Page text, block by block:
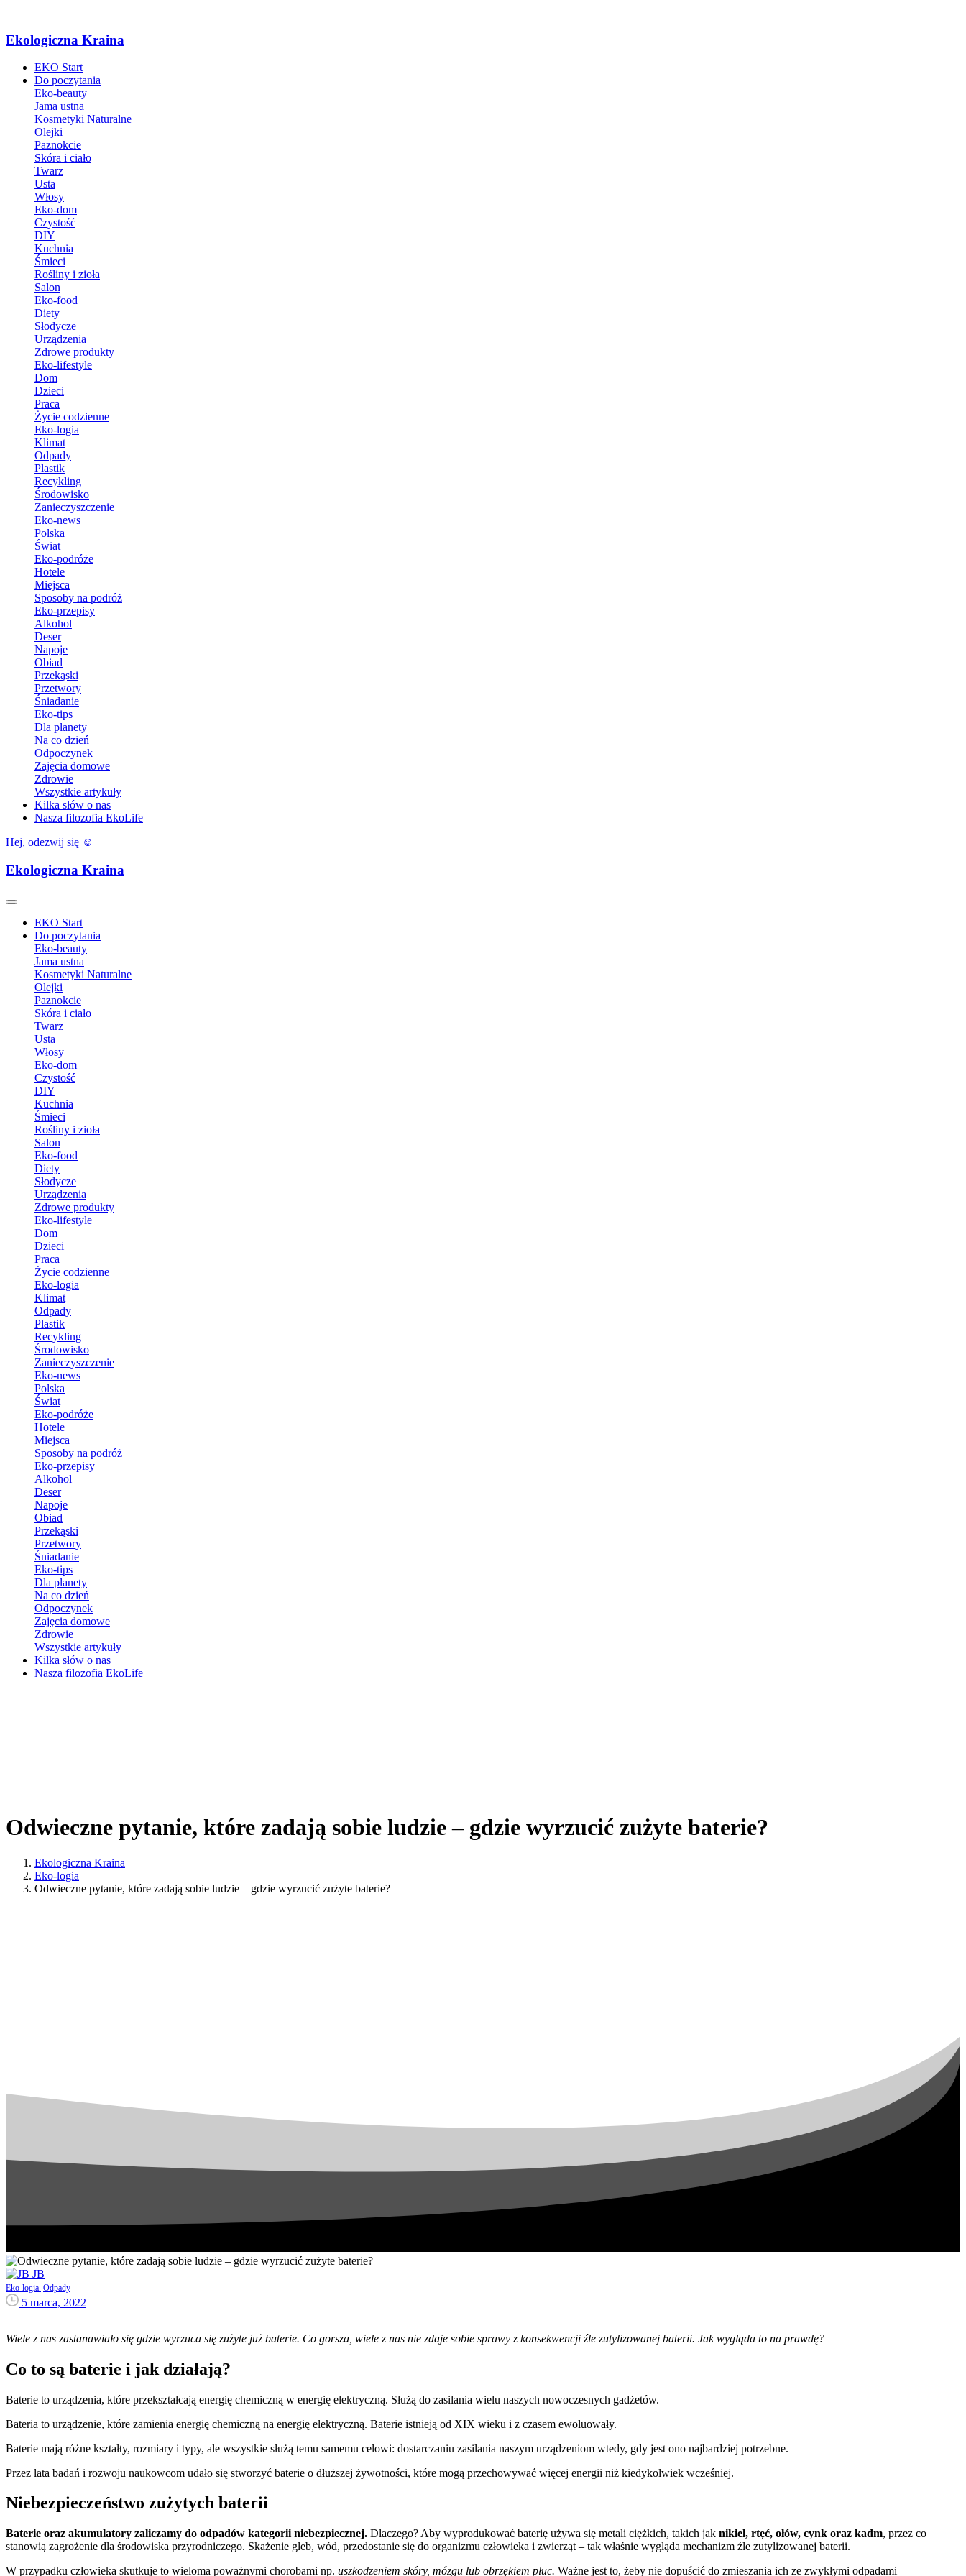
Ekologiczna Kraina
EKO Start
Do poczytania
Eko-beauty
Jama ustna
Kosmetyki Naturalne
Olejki
Paznokcie
Skóra i ciało
Twarz
Usta
Włosy
Eko-dom
Czystość
DIY
Kuchnia
Śmieci
Rośliny i zioła
Salon
Eko-food
Diety
Słodycze
Urządzenia
Zdrowe produkty
Eko-lifestyle
Dom
Dzieci
Praca
Życie codzienne
Eko-logia
Klimat
Odpady
Plastik
Recykling
Środowisko
Zanieczyszczenie
Eko-news
Polska
Świat
Eko-podróże
Hotele
Miejsca
Sposoby na podróż
Eko-przepisy
Alkohol
Deser
Napoje
Obiad
Przekąski
Przetwory
Śniadanie
Eko-tips
Dla planety
Na co dzień
Odpoczynek
Zajęcia domowe
Zdrowie
Wszystkie artykuły
Kilka słów o nas
Nasza filozofia EkoLife
Hej, odezwij się ☺️
Ekologiczna Kraina
EKO Start
Do poczytania
Eko-beauty
Jama ustna
Kosmetyki Naturalne
Olejki
Paznokcie
Skóra i ciało
Twarz
Usta
Włosy
Eko-dom
Czystość
DIY
Kuchnia
Śmieci
Rośliny i zioła
Salon
Eko-food
Diety
Słodycze
Urządzenia
Zdrowe produkty
Eko-lifestyle
Dom
Dzieci
Praca
Życie codzienne
Eko-logia
Klimat
Odpady
Plastik
Recykling
Środowisko
Zanieczyszczenie
Eko-news
Polska
Świat
Eko-podróże
Hotele
Miejsca
Sposoby na podróż
Eko-przepisy
Alkohol
Deser
Napoje
Obiad
Przekąski
Przetwory
Śniadanie
Eko-tips
Dla planety
Na co dzień
Odpoczynek
Zajęcia domowe
Zdrowie
Wszystkie artykuły
Kilka słów o nas
Nasza filozofia EkoLife
Odwieczne pytanie, które zadają sobie ludzie – gdzie wyrzucić zużyte baterie?
Ekologiczna Kraina
Eko-logia
Odwieczne pytanie, które zadają sobie ludzie – gdzie wyrzucić zużyte baterie?
JB
Eko-logia Odpady
5 marca, 2022
Wiele z nas zastanawiało się gdzie wyrzuca się zużyte już baterie. Co gorsza, wiele z nas nie zdaje sobie sprawy z konsekwencji źle zutylizowanej baterii. Jak wygląda to na prawdę?
Co to są baterie i jak działają?
Baterie to urządzenia, które przekształcają energię chemiczną w energię elektryczną. Służą do zasilania wielu naszych nowoczesnych gadżetów.
Bateria to urządzenie, które zamienia energię chemiczną na energię elektryczną. Baterie istnieją od XIX wieku i z czasem ewoluowały.
Baterie mają różne kształty, rozmiary i typy, ale wszystkie służą temu samemu celowi: dostarczaniu zasilania naszym urządzeniom wtedy, gdy jest ono najbardziej potrzebne.
Przez lata badań i rozwoju naukowcom udało się stworzyć baterie o dłuższej żywotności, które mogą przechowywać więcej energii niż kiedykolwiek wcześniej.
Niebezpieczeństwo zużytych baterii
Baterie oraz akumulatory zaliczamy do odpadów kategorii niebezpiecznej. Dlaczego? Aby wyprodukować baterię używa się metali ciężkich, takich jak nikiel, rtęć, ołów, cynk oraz kadm, przez co
stanowią zagrożenie dla środowiska przyrodniczego. Skażenie gleb, wód, przedostanie się do organizmu człowieka i zwierząt – tak właśnie wygląda mechanizm źle zutylizowanej baterii.
W przypadku człowieka skutkuje to wieloma poważnymi chorobami np. uszkodzeniem skóry, mózgu lub obrzękiem płuc. Ważne jest to, żeby nie dopuścić do zmieszania ich ze zwykłymi odpadami